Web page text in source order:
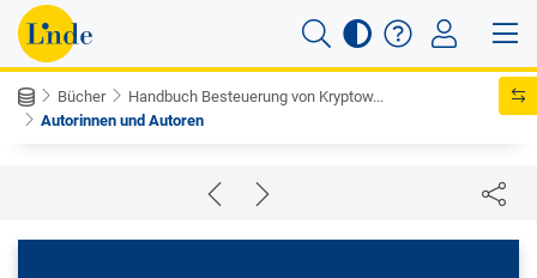
Bücher
Handbuch Besteuerung von Kryptow...
Autorinnen und Autoren